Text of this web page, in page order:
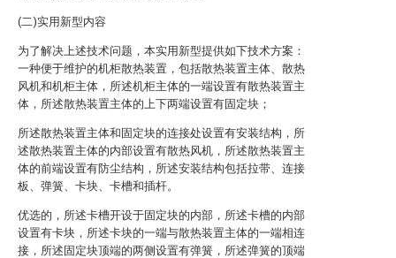
(二)实用新型内容
为了解决上述技术问题，本实用新型提供如下技术方案：
一种便于维护的机柜散热装置，包括散热装置主体、散热
风机和机柜主体，所述机柜主体的一端设置有散热装置主
体，所述散热装置主体的上下两端设置有固定块；
所述散热装置主体和固定块的连接处设置有安装结构，所
述散热装置主体的内部设置有散热风机，所述散热装置主
体的前端设置有防尘结构，所述安装结构包括拉带、连接
板、弹簧、卡块、卡槽和插杆。
优选的，所述卡槽开设于固定块的内部，所述卡槽的内部
设置有卡块，所述卡块的一端与散热装置主体的一端相连
接，所述固定块顶端的两侧设置有弹簧，所述弹簧的顶端